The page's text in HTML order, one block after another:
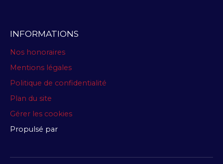
INFORMATIONS
Nos honoraires
Mentions légales
Politique de confidentialité
Plan du site
Gérer les cookies
Propulsé par